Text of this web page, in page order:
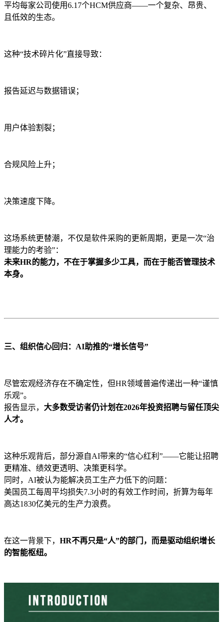
平均每家公司使用6.17个HCM供应商——一个复杂、昂贵、
且低效的生态。
这种“技术碎片化”直接导致：
报告延迟与数据错误；
用户体验割裂；
合规风险上升；
决策速度下降。
这场系统更替潮，不仅是软件采购的更新周期，更是一次“治
理能力的考验”：
未来HR的能力，不在于掌握多少工具，而在于能否管理技术
本身。
三、组织信心回归：AI助推的“增长信号”
尽管宏观经济存在不确定性，但HR领域普遍传递出一种“谨慎
乐观”。
报告显示， 大多数受访者仍计划在2026年投资招聘与留任顶尖
人才。
这种乐观背后，部分源自AI带来的“信心红利”——它能让招聘
更精准、绩效更透明、决策更科学。
同时，AI被认为能解决员工生产力低下的问题：
美国员工每周平均损失7.3小时的有效工作时间，折算为每年
高达1830亿美元的生产力浪费。
在这一背景下， HR不再只是“人”的部门，而是驱动组织增长
的智能枢纽。